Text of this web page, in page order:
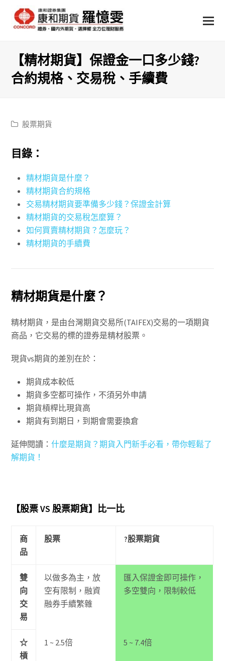
【精材期貨】保證金一口多少錢?
合約規格、交易稅、手續費
股票期貨
目錄：
精材期貨是什麼？
精材期貨合約規格
交易精材期貨要準備多少錢？保證金計算
精材期貨的交易稅怎麼算？
如何買賣精材期貨？怎麼玩？
精材期貨的手續費
精材期貨是什麼？
精材期貨，是由台灣期貨交易所(TAIFEX)交易的一項期貨
商品，它交易的標的證券是精材股票。
現貨vs期貨的差別在於：
期貨成本較低
期貨多空都可操作，不須另外申請
期貨槓桿比現貨高
期貨有到期日，到期會需要換倉
延伸閱讀：什麼是期貨？期貨入門新手必看，帶你輕鬆了
解期貨！
【股票 VS 股票期貨】比一比
商
品
股票 ?股票期貨
雙
向
交
易
以做多為主，放
空有限制，融資
融券手續繁雜
匯入保證金即可操作，
多空雙向，限制較低
☆
槓
1 ~ 2.5倍 5 ~ 7.4倍